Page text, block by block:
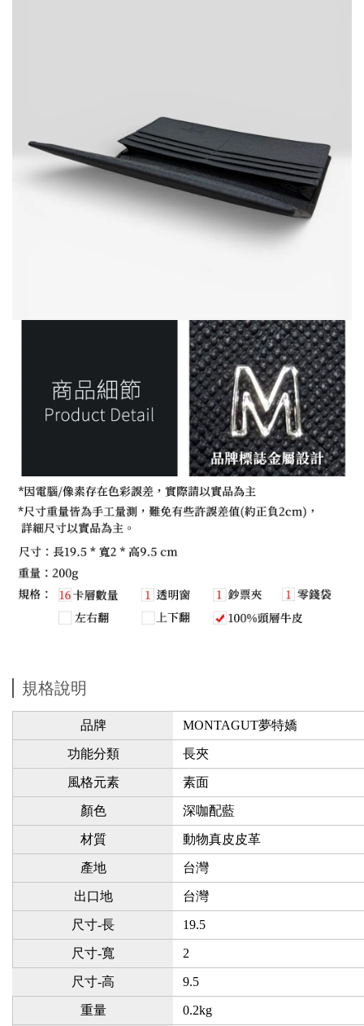
規格說明
品牌 MONTAGUT夢特嬌
功能分類 長夾
風格元素 素面
顏色 深咖配藍
材質 動物真皮皮革
產地 台灣
出口地 台灣
尺寸-長 19.5
尺寸-寬 2
尺寸-高 9.5
重量 0.2kg